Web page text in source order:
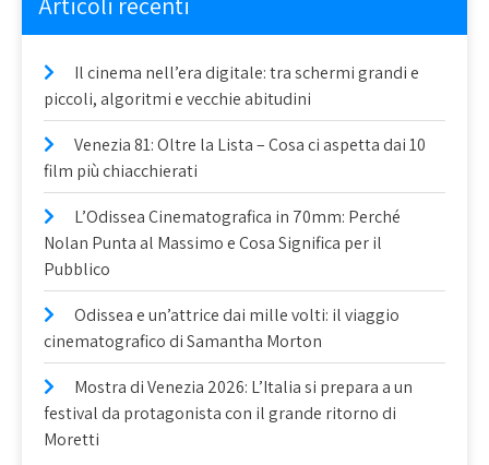
Il cinema nell’era digitale: tra schermi grandi e
piccoli, algoritmi e vecchie abitudini
Venezia 81: Oltre la Lista – Cosa ci aspetta dai 10
film più chiacchierati
L’Odissea Cinematografica in 70mm: Perché
Nolan Punta al Massimo e Cosa Significa per il
Pubblico
Odissea e un’attrice dai mille volti: il viaggio
cinematografico di Samantha Morton
Mostra di Venezia 2026: L’Italia si prepara a un
festival da protagonista con il grande ritorno di
Moretti